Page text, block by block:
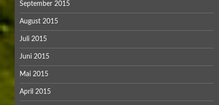
September 2015
August 2015
Juli 2015
Juni 2015
Mai 2015
April 2015